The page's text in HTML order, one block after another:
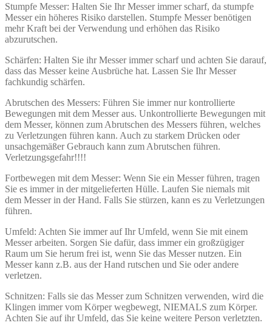
Stumpfe Messer: Halten Sie Ihr Messer immer scharf, da stumpfe
Messer ein höheres Risiko darstellen. Stumpfe Messer benötigen
mehr Kraft bei der Verwendung und erhöhen das Risiko
abzurutschen.
Schärfen: Halten Sie ihr Messer immer scharf und achten Sie darauf,
dass das Messer keine Ausbrüche hat. Lassen Sie Ihr Messer
fachkundig schärfen.
Abrutschen des Messers: Führen Sie immer nur kontrollierte
Bewegungen mit dem Messer aus. Unkontrollierte Bewegungen mit
dem Messer, können zum Abrutschen des Messers führen, welches
zu Verletzungen führen kann. Auch zu starkem Drücken oder
unsachgemäßer Gebrauch kann zum Abrutschen führen.
Verletzungsgefahr!!!!
Fortbewegen mit dem Messer: Wenn Sie ein Messer führen, tragen
Sie es immer in der mitgelieferten Hülle. Laufen Sie niemals mit
dem Messer in der Hand. Falls Sie stürzen, kann es zu Verletzungen
führen.
Umfeld: Achten Sie immer auf Ihr Umfeld, wenn Sie mit einem
Messer arbeiten. Sorgen Sie dafür, dass immer ein großzügiger
Raum um Sie herum frei ist, wenn Sie das Messer nutzen. Ein
Messer kann z.B. aus der Hand rutschen und Sie oder andere
verletzen.
Schnitzen: Falls sie das Messer zum Schnitzen verwenden, wird die
Klingen immer vom Körper wegbewegt, NIEMALS zum Körper.
Achten Sie auf ihr Umfeld, das Sie keine weitere Person verletzten.